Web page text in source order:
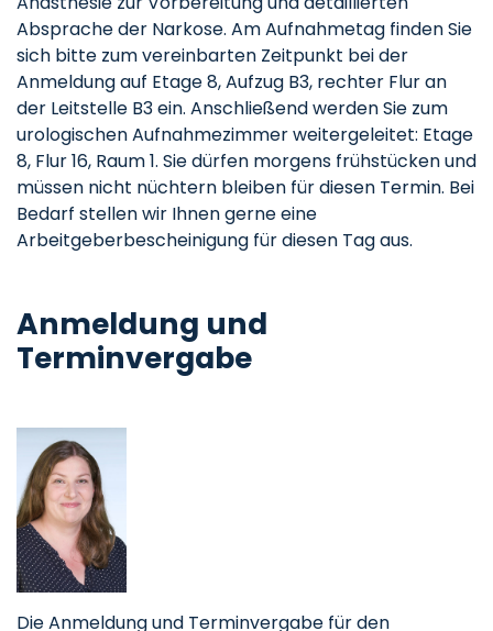
Absprache der Narkose. Am Aufnahmetag finden Sie
sich bitte zum vereinbarten Zeitpunkt bei der
Anmeldung auf Etage 8, Aufzug B3, rechter Flur an
der Leitstelle B3 ein. Anschließend werden Sie zum
urologischen Aufnahmezimmer weitergeleitet: Etage
8, Flur 16, Raum 1. Sie dürfen morgens frühstücken und
müssen nicht nüchtern bleiben für diesen Termin. Bei
Bedarf stellen wir Ihnen gerne eine
Arbeitgeberbescheinigung für diesen Tag aus.
Anmeldung und
Terminvergabe
Die Anmeldung und Terminvergabe für den